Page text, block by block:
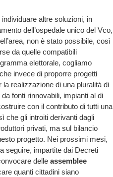
altre soluzioni, in
dell’ospedale unico del Vco,
non è stato possibile, così
da quelle compatibili
elettorale, cogliamo
invece di proporre progetti
realizzazione di una pluralità di
fonti rinnovabili, impianti al di
con il contributo di tutti una
che gli introiti derivanti dagli
privati, ma sul bilancio
progetto. Nei prossimi mesi,
seguire, impartite dai Decreti
delle assemblee
quanti cittadini siano